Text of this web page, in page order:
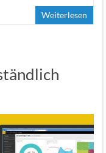
Weiterlesen